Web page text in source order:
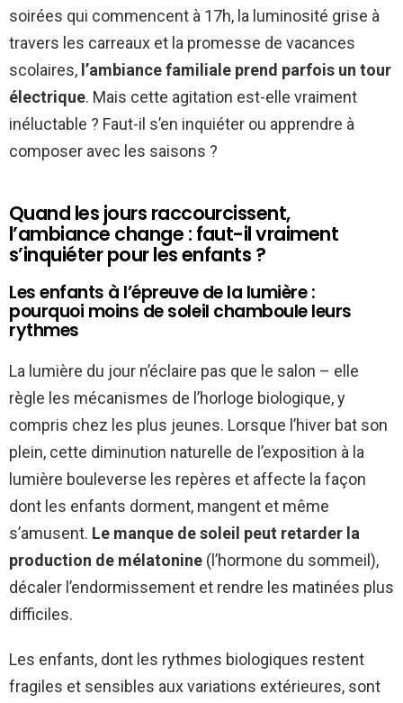
soirées qui commencent à 17h, la luminosité grise à
travers les carreaux et la promesse de vacances
scolaires, l’ambiance familiale prend parfois un tour
électrique. Mais cette agitation est-elle vraiment
inéluctable ? Faut-il s’en inquiéter ou apprendre à
composer avec les saisons ?
Quand les jours raccourcissent,
l’ambiance change : faut-il vraiment
s’inquiéter pour les enfants ?
Les enfants à l’épreuve de la lumière :
pourquoi moins de soleil chamboule leurs
rythmes
La lumière du jour n’éclaire pas que le salon – elle
règle les mécanismes de l’horloge biologique, y
compris chez les plus jeunes. Lorsque l’hiver bat son
plein, cette diminution naturelle de l’exposition à la
lumière bouleverse les repères et affecte la façon
dont les enfants dorment, mangent et même
s’amusent. Le manque de soleil peut retarder la
production de mélatonine (l’hormone du sommeil),
décaler l’endormissement et rendre les matinées plus
difficiles.
Les enfants, dont les rythmes biologiques restent
fragiles et sensibles aux variations extérieures, sont